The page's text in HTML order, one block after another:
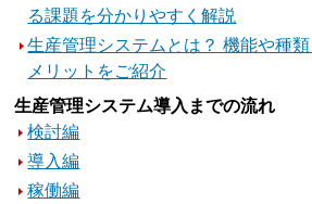
る課題を分かりやすく解説
生産管理システムとは？ 機能や種
メリットをご紹介
生産管理システム導入までの流れ
検討編
導入編
稼働編